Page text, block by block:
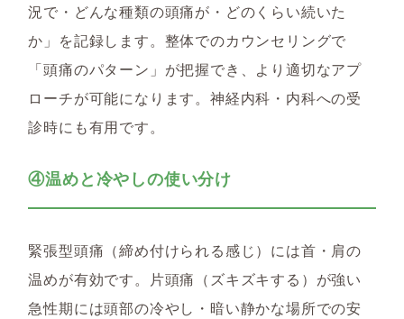
況で・どんな種類の頭痛が・どのくらい続いた
か」を記録します。整体でのカウンセリングで
「頭痛のパターン」が把握でき、より適切なアプ
ローチが可能になります。神経内科・内科への受
診時にも有用です。
④温めと冷やしの使い分け
緊張型頭痛（締め付けられる感じ）には首・肩の
温めが有効です。片頭痛（ズキズキする）が強い
急性期には頭部の冷やし・暗い静かな場所での安